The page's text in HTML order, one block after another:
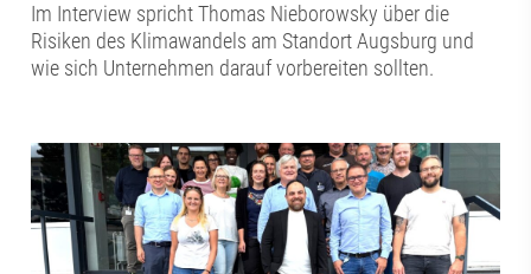
Im Interview spricht Thomas Nieborowsky über die
Risiken des Klimawandels am Standort Augsburg und
wie sich Unternehmen darauf vorbereiten sollten.